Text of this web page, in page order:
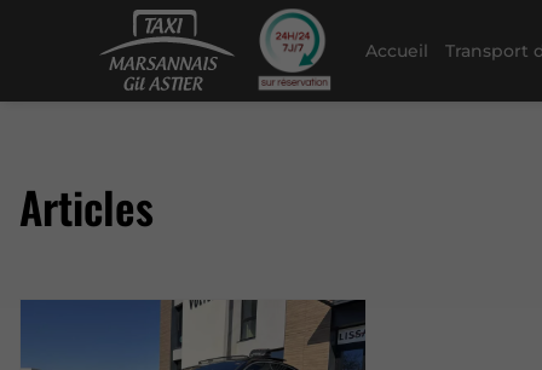
Accueil Transport
Articles